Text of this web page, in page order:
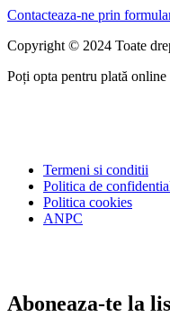
Contacteaza-ne prin
Copyright © 2024 Toate
Poți opta pentru plată
Termeni si conditii
Politica de
Politica cookies
ANPC
Aboneaza-te la